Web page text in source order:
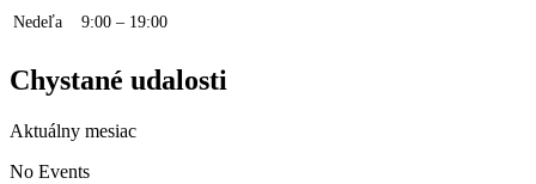
Nedeľa
9:00 – 19:00
Chystané udalosti
Aktuálny mesiac
No Events